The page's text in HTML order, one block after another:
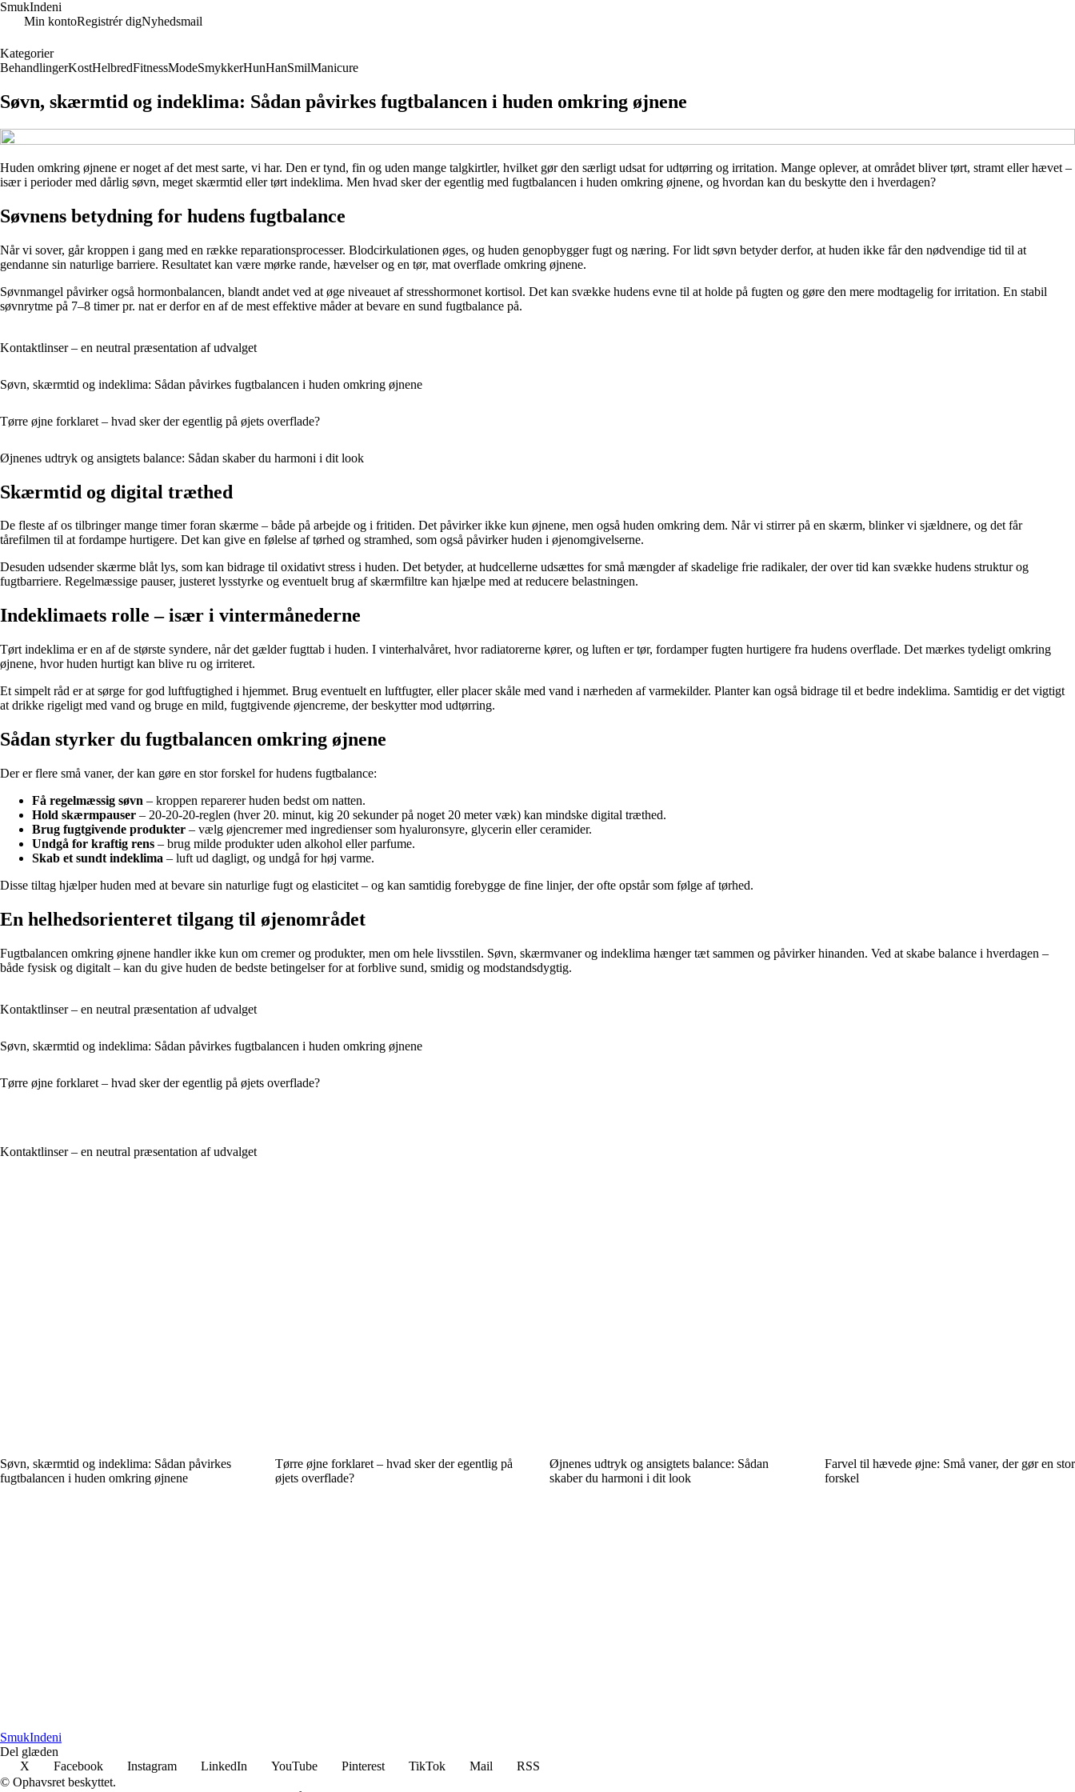
SmukIndeni
Min kontoRegistrér digNyhedsmail
Kategorier
BehandlingerKostHelbredFitnessModeSmykkerHunHanSmilManicure
Søvn, skærmtid og indeklima: Sådan påvirkes fugtbalancen i huden omkring øjnene
Huden omkring øjnene er noget af det mest sarte, vi har. Den er tynd, fin og uden mange talgkirtler, hvilket gør den særligt udsat for udtørring og irritation. Mange oplever, at området bliver tørt, stramt eller hævet –
især i perioder med dårlig søvn, meget skærmtid eller tørt indeklima. Men hvad sker der egentlig med fugtbalancen i huden omkring øjnene, og hvordan kan du beskytte den i hverdagen?
Søvnens betydning for hudens fugtbalance
Når vi sover, går kroppen i gang med en række reparationsprocesser. Blodcirkulationen øges, og huden genopbygger fugt og næring. For lidt søvn betyder derfor, at huden ikke får den nødvendige tid til at
gendanne sin naturlige barriere. Resultatet kan være mørke rande, hævelser og en tør, mat overflade omkring øjnene.
Søvnmangel påvirker også hormonbalancen, blandt andet ved at øge niveauet af stresshormonet kortisol. Det kan svække hudens evne til at holde på fugten og gøre den mere modtagelig for irritation. En stabil
søvnrytme på 7–8 timer pr. nat er derfor en af de mest effektive måder at bevare en sund fugtbalance på.
Kontaktlinser – en neutral præsentation af udvalget
Søvn, skærmtid og indeklima: Sådan påvirkes fugtbalancen i huden omkring øjnene
Tørre øjne forklaret – hvad sker der egentlig på øjets overflade?
Øjnenes udtryk og ansigtets balance: Sådan skaber du harmoni i dit look
Skærmtid og digital træthed
De fleste af os tilbringer mange timer foran skærme – både på arbejde og i fritiden. Det påvirker ikke kun øjnene, men også huden omkring dem. Når vi stirrer på en skærm, blinker vi sjældnere, og det får
tårefilmen til at fordampe hurtigere. Det kan give en følelse af tørhed og stramhed, som også påvirker huden i øjenomgivelserne.
Desuden udsender skærme blåt lys, som kan bidrage til oxidativt stress i huden. Det betyder, at hudcellerne udsættes for små mængder af skadelige frie radikaler, der over tid kan svække hudens struktur og
fugtbarriere. Regelmæssige pauser, justeret lysstyrke og eventuelt brug af skærmfiltre kan hjælpe med at reducere belastningen.
Indeklimaets rolle – især i vintermånederne
Tørt indeklima er en af de største syndere, når det gælder fugttab i huden. I vinterhalvåret, hvor radiatorerne kører, og luften er tør, fordamper fugten hurtigere fra hudens overflade. Det mærkes tydeligt omkring
øjnene, hvor huden hurtigt kan blive ru og irriteret.
Et simpelt råd er at sørge for god luftfugtighed i hjemmet. Brug eventuelt en luftfugter, eller placer skåle med vand i nærheden af varmekilder. Planter kan også bidrage til et bedre indeklima. Samtidig er det vigtigt
at drikke rigeligt med vand og bruge en mild, fugtgivende øjencreme, der beskytter mod udtørring.
Sådan styrker du fugtbalancen omkring øjnene
Der er flere små vaner, der kan gøre en stor forskel for hudens fugtbalance:
Få regelmæssig søvn – kroppen reparerer huden bedst om natten.
Hold skærmpauser – 20-20-20-reglen (hver 20. minut, kig 20 sekunder på noget 20 meter væk) kan mindske digital træthed.
Brug fugtgivende produkter – vælg øjencremer med ingredienser som hyaluronsyre, glycerin eller ceramider.
Undgå for kraftig rens – brug milde produkter uden alkohol eller parfume.
Skab et sundt indeklima – luft ud dagligt, og undgå for høj varme.
Disse tiltag hjælper huden med at bevare sin naturlige fugt og elasticitet – og kan samtidig forebygge de fine linjer, der ofte opstår som følge af tørhed.
En helhedsorienteret tilgang til øjenområdet
Fugtbalancen omkring øjnene handler ikke kun om cremer og produkter, men om hele livsstilen. Søvn, skærmvaner og indeklima hænger tæt sammen og påvirker hinanden. Ved at skabe balance i hverdagen –
både fysisk og digitalt – kan du give huden de bedste betingelser for at forblive sund, smidig og modstandsdygtig.
Kontaktlinser – en neutral præsentation af udvalget
Søvn, skærmtid og indeklima: Sådan påvirkes fugtbalancen i huden omkring øjnene
Tørre øjne forklaret – hvad sker der egentlig på øjets overflade?
Kontaktlinser – en neutral præsentation af udvalget
Søvn, skærmtid og indeklima: Sådan påvirkes
fugtbalancen i huden omkring øjnene
Tørre øjne forklaret – hvad sker der egentlig på
øjets overflade?
Øjnenes udtryk og ansigtets balance: Sådan
skaber du harmoni i dit look
Farvel til hævede øjne: Små vaner, der gør en stor
forskel
SmukIndeni
Del glæden
X
Facebook Instagram LinkedIn YouTube Pinterest TikTok Mail
RSS
© Ophavsret beskyttet.